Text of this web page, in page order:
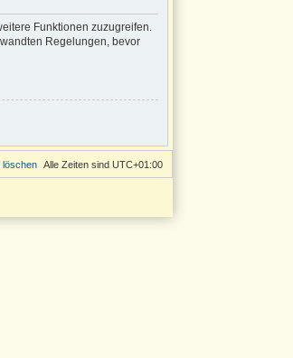
Funktionen zuzugreifen.
Regelungen, bevor
Alle Zeiten sind UTC+01:00
löschen